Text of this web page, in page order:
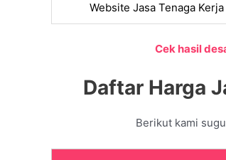
Website Jasa Tenaga
Cek hasil
Daftar Harga
Berikut kami